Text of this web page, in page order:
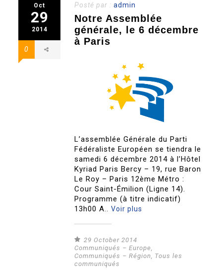
Oct
29
2014
0
Posté par :admin
Notre Assemblée
générale, le 6 décembre
à Paris
L’assemblée Générale du Parti
Fédéraliste Européen se tiendra le
samedi 6 décembre 2014 à l’Hôtel
Kyriad Paris Bercy – 19, rue Baron
Le Roy – Paris 12ème Métro :
Cour Saint-Émilion (Ligne 14).
Programme (à titre indicatif)
13h00 A..Voir plus
29 October 2014
Communiqués – Europe
Communiqués – Région
Tous les
communiqués